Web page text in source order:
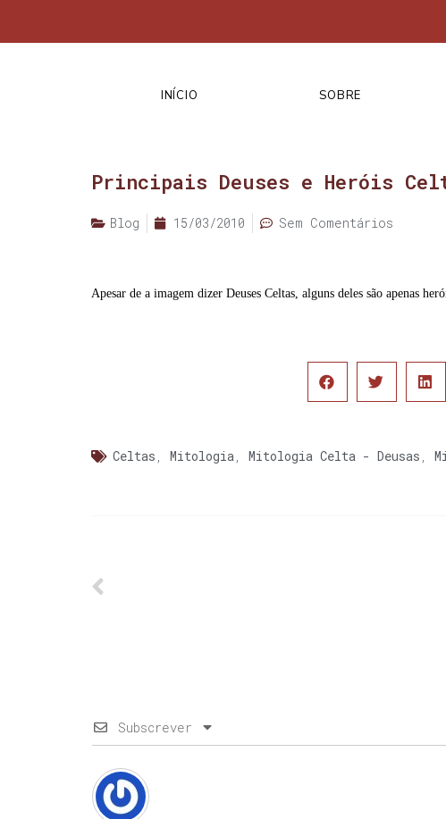
INÍCIO SOBRE
Principais Deuses e Heróis
Blog 15/03/2010 Sem Comentários
Apesar de a imagem dizer Deuses Celtas, alguns deles são apenas
Celtas Mitologia Mitologia Celta - Deusas
Subscrever